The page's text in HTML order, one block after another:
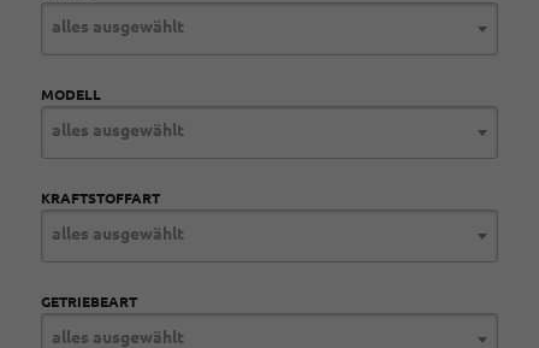
alles ausgewählt
MODELL
alles ausgewählt
KRAFTSTOFFART
alles ausgewählt
GETRIEBEART
alles ausgewählt